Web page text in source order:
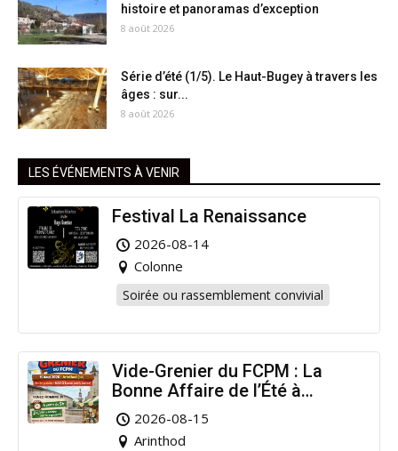
histoire et panoramas d’exception
8 août 2026
Série d’été (1/5). Le Haut-Bugey à travers les
âges : sur...
8 août 2026
LES ÉVÉNEMENTS À VENIR
Festival La Renaissance
2026-08-14
Colonne
Soirée ou rassemblement convivial
Vide-Grenier du FCPM : La
Bonne Affaire de l’Été à
Arinthod !
2026-08-15
Arinthod